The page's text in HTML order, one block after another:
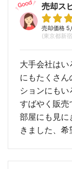
売却ス
売却価格
(東京都新
大手会社はい
にもたくさん
ションにもい
すばやく販売
部屋にも見に
きました、希